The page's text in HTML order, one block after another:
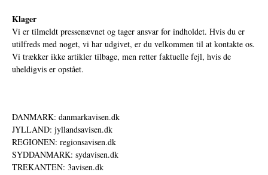
Klager
Vi er tilmeldt pressenævnet og tager ansvar for indholdet. Hvis du er
utilfreds med noget, vi har udgivet, er du velkommen til at kontakte os.
Vi trækker ikke artikler tilbage, men retter faktuelle fejl, hvis de
uheldigvis er opstået.
DANMARK: danmarkavisen.dk
JYLLAND: jyllandsavisen.dk
REGIONEN: regionsavisen.dk
SYDDANMARK: sydavisen.dk
TREKANTEN: 3avisen.dk